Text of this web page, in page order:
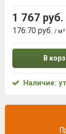
1 767 руб.
176.70 руб. / м²
В
Наличие: